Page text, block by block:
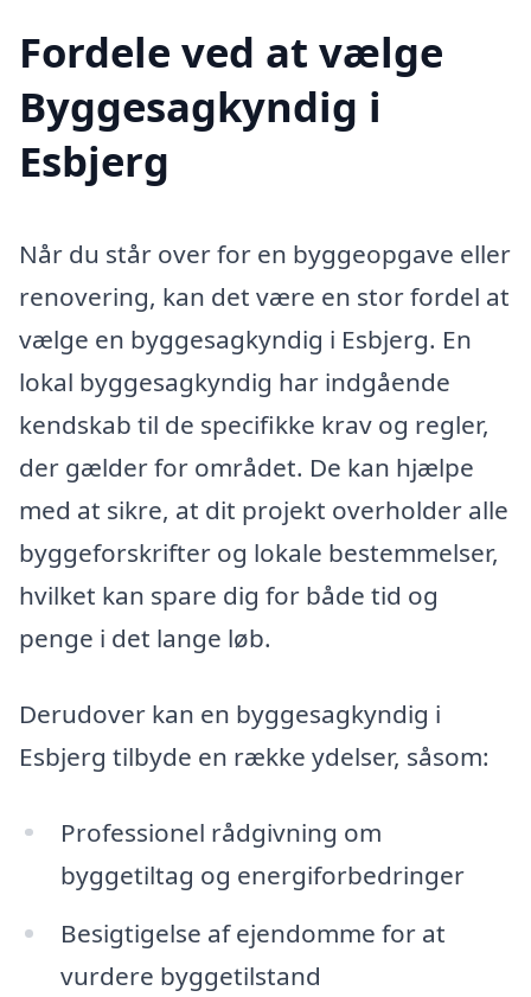
Fordele ved at vælge
Byggesagkyndig i
Esbjerg
Når du står over for en byggeopgave eller
renovering, kan det være en stor fordel at
vælge en byggesagkyndig i Esbjerg. En
lokal byggesagkyndig har indgående
kendskab til de specifikke krav og regler,
der gælder for området. De kan hjælpe
med at sikre, at dit projekt overholder alle
byggeforskrifter og lokale bestemmelser,
hvilket kan spare dig for både tid og
penge i det lange løb.
Derudover kan en byggesagkyndig i
Esbjerg tilbyde en række ydelser, såsom:
Professionel rådgivning om
byggetiltag og energiforbedringer
Besigtigelse af ejendomme for at
vurdere byggetilstand